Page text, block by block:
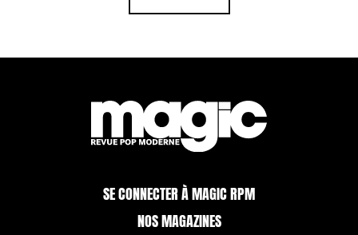
SE CONNECTER À MAGIC RPM
NOS MAGAZINES